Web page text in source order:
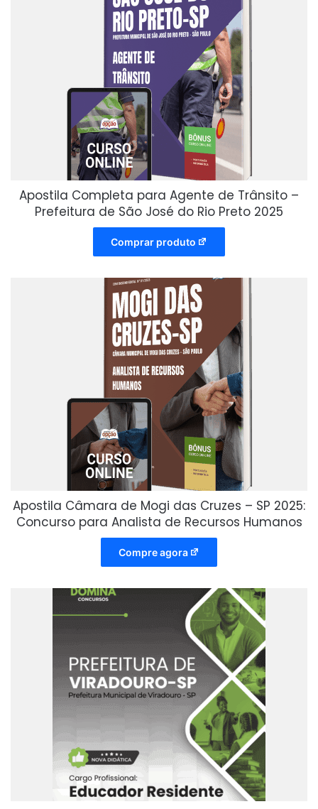
Apostila Completa para Agente de Trânsito –
Prefeitura de São José do Rio Preto 2025
Comprar produto
Apostila Câmara de Mogi das Cruzes – SP 2025:
Concurso para Analista de Recursos Humanos
Compre agora